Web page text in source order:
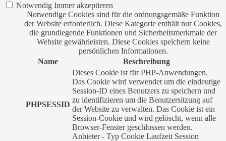
Notwendig Immer akzeptieren
Notwendige Cookies sind für die ordnungsgemäße Funktion
der Website erforderlich. Diese Kategorie enthält nur Cookies,
die grundlegende Funktionen und Sicherheitsmerkmale der
Website gewährleisten. Diese Cookies speichern keine
persönlichen Informationen.
Name
Beschreibung
PHPSESSID
Dieses Cookie ist für PHP-Anwendungen.
Das Cookie wird verwendet um die eindeutige
Session-ID eines Benutzers zu speichern und
zu identifizieren um die Benutzersitzung auf
der Website zu verwalten. Das Cookie ist ein
Session-Cookie und wird gelöscht, wenn alle
Browser-Fenster geschlossen werden.
Anbieter - Typ Cookie Laufzeit Session